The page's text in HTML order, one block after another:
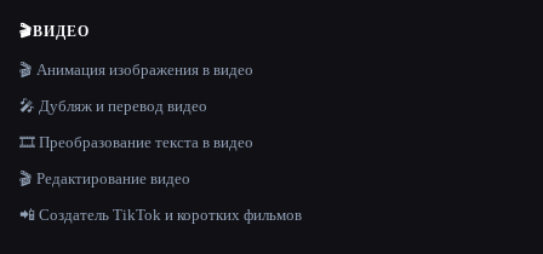
🎬ВИДЕО
🎬 Анимация изображения в видео
🎤 Дубляж и перевод видео
🎞️ Преобразование текста в видео
🎬 Редактирование видео
📲 Создатель TikTok и коротких фильмов